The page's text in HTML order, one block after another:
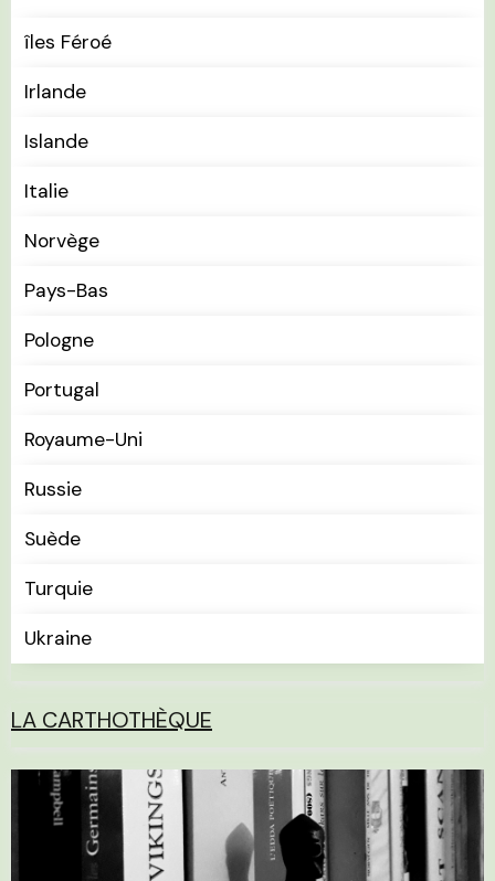
îles Féroé
Irlande
Islande
Italie
Norvège
Pays-Bas
Pologne
Portugal
Royaume-Uni
Russie
Suède
Turquie
Ukraine
LA CARTHOTHÈQUE